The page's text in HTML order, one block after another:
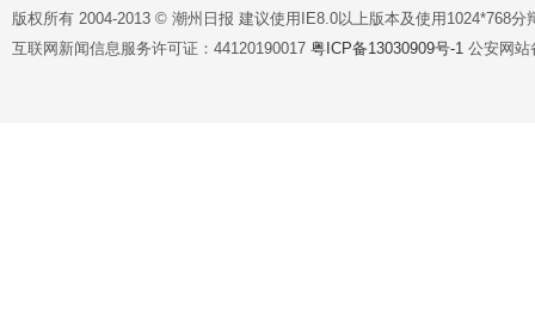
版权所有 2004-2013 © 潮州日报 建议使用IE8.0以上版本及使用1024*768分
互联网新闻信息服务许可证：44120190017 粤ICP备13030909号-1 公安网站